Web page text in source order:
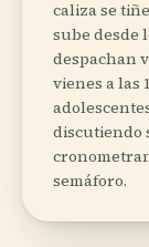
caliza se
sube desde
despachan
vienes a las
discutiendo
semáforo.